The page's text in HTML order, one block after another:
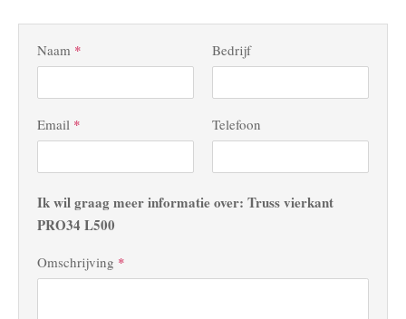
Naam * Bedrijf
Email * Telefoon
Ik wil graag meer informatie over: Truss vierkant
PRO34 L500
Omschrijving *